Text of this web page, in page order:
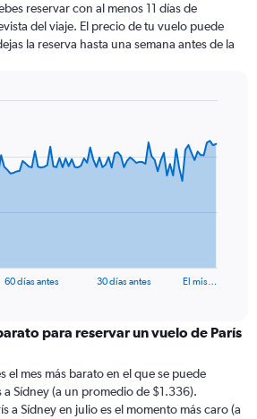
reservar con al menos 11 días de
del viaje. El precio de tu vuelo puede
la reserva hasta una semana antes de la
60 días antes 30 días antes El mis…
para reservar un vuelo de París
el mes más barato en el que se puede
a Sídney (a un promedio de $1.336).
a Sídney en julio es el momento más caro (a